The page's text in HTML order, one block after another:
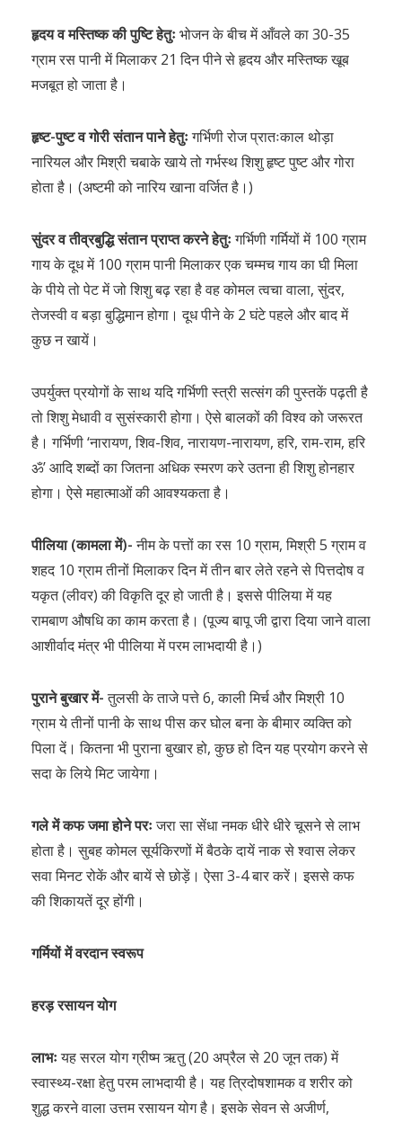
हृदय व मस्तिष्क की पुष्टि हेतुःभोजन के बीच में आँवले का 30-35
ग्राम रस पानी में मिलाकर 21 दिन पीने से हृदय और मस्तिष्क खूब
मजबूत हो जाता है।
हृष्ट-पुष्ट व गोरी संतान पाने हेतुःगर्भिणी रोज प्रातःकाल थोड़ा
नारियल और मिश्री चबाके खाये तो गर्भस्थ शिशु हृष्ट पुष्ट और गोरा
होता है। (अष्टमी को नारिय खाना वर्जित है।)
सुंदर व तीव्रबुद्धि संतान प्राप्त करने हेतुःगर्भिणी गर्मियों में 100 ग्राम
गाय के दूध में 100 ग्राम पानी मिलाकर एक चम्मच गाय का घी मिला
के पीये तो पेट में जो शिशु बढ़ रहा है वह कोमल त्वचा वाला, सुंदर,
तेजस्वी व बड़ा बुद्धिमान होगा। दूध पीने के 2 घंटे पहले और बाद में
कुछ न खायें।
उपर्युक्त प्रयोगों के साथ यदि गर्भिणी स्त्री सत्संग की पुस्तकें पढ़ती है
तो शिशु मेधावी व सुसंस्कारी होगा। ऐसे बालकों की विश्व को जरूरत
है। गर्भिणी ‘नारायण, शिव-शिव, नारायण-नारायण, हरि, राम-राम, हरि
ॐ’ आदि शब्दों का जितना अधिक स्मरण करे उतना ही शिशु होनहार
होगा। ऐसे महात्माओं की आवश्यकता है।
पीलिया (कामला में)-नीम के पत्तों का रस 10 ग्राम, मिश्री 5 ग्राम व
शहद 10 ग्राम तीनों मिलाकर दिन में तीन बार लेते रहने से पित्तदोष व
यकृत (लीवर) की विकृति दूर हो जाती है। इससे पीलिया में यह
रामबाण औषधि का काम करता है। (पूज्य बापू जी द्वारा दिया जाने वाला
आशीर्वाद मंत्र भी पीलिया में परम लाभदायी है।)
पुराने बुखार में-तुलसी के ताजे पत्ते 6, काली मिर्च और मिश्री 10
ग्राम ये तीनों पानी के साथ पीस कर घोल बना के बीमार व्यक्ति को
पिला दें। कितना भी पुराना बुखार हो, कुछ हो दिन यह प्रयोग करने से
सदा के लिये मिट जायेगा।
गले में कफ जमा होने परःजरा सा सेंधा नमक धीरे धीरे चूसने से लाभ
होता है। सुबह कोमल सूर्यकिरणों में बैठके दायें नाक से श्वास लेकर
सवा मिनट रोकें और बायें से छोड़ें। ऐसा 3-4 बार करें। इससे कफ
की शिकायतें दूर होंगी।
गर्मियों में वरदान स्वरूप
हरड़ रसायन योग
लाभःयह सरल योग ग्रीष्म ऋतु (20 अप्रैल से 20 जून तक) में
स्वास्थ्य-रक्षा हेतु परम लाभदायी है। यह त्रिदोषशामक व शरीर को
शुद्ध करने वाला उत्तम रसायन योग है। इसके सेवन से अजीर्ण,